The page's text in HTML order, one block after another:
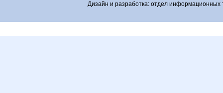
Дизайн и разработка: отдел информационных